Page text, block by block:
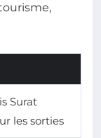
Surat
les sorties